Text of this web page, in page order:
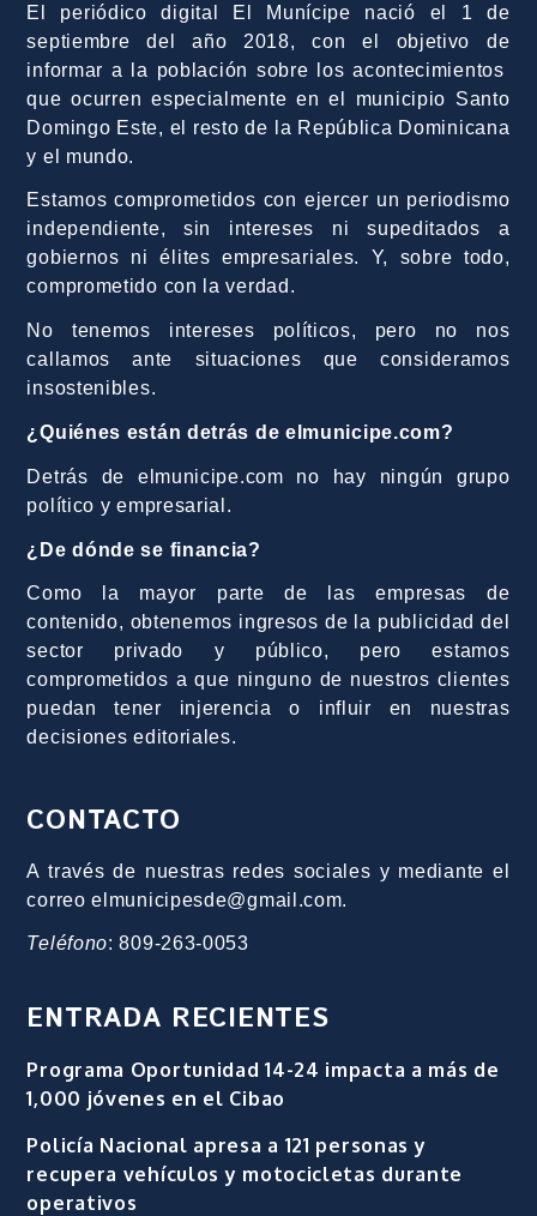
El periódico digital El Munícipe nació el 1 de
septiembre del año 2018, con el objetivo de
informar a la población sobre los acontecimientos
que ocurren especialmente en el municipio Santo
Domingo Este, el resto de la República Dominicana
y el mundo.
Estamos comprometidos con ejercer un periodismo
independiente, sin intereses ni supeditados a
gobiernos ni élites empresariales. Y, sobre todo,
comprometido con la verdad.
No tenemos intereses políticos, pero no nos
callamos ante situaciones que consideramos
insostenibles.
¿Quiénes están detrás de elmunicipe.com?
Detrás de elmunicipe.com no hay ningún grupo
político y empresarial.
¿De dónde se financia?
Como la mayor parte de las empresas de
contenido, obtenemos ingresos de la publicidad del
sector privado y público, pero estamos
comprometidos a que ninguno de nuestros clientes
puedan tener injerencia o influir en nuestras
decisiones editoriales.
CONTACTO
A través de nuestras redes sociales y mediante el
correo elmunicipesde@gmail.com.
Teléfono: 809-263-0053
ENTRADA RECIENTES
Programa Oportunidad 14-24 impacta a más de
1,000 jóvenes en el Cibao
Policía Nacional apresa a 121 personas y
recupera vehículos y motocicletas durante
operativos